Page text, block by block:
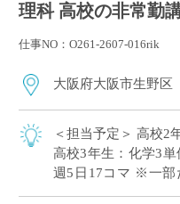
理科 高校の非常勤
仕事NO：O261-2607-016rik
大阪府大阪市生野区
＜担当予定＞ 高校2
高校3年生：化学3単
週5日17コマ ※一部